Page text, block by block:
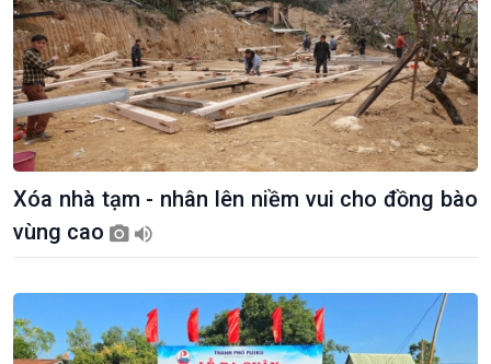
Xóa nhà tạm - nhân lên niềm vui cho đồng bào
vùng cao